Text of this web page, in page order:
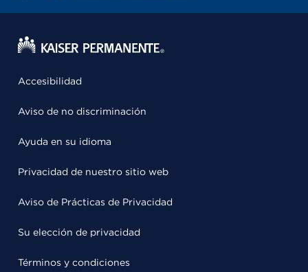
Accesibilidad
Aviso de no discriminación
Ayuda en su idioma
Privacidad de nuestro sitio web
Aviso de Prácticas de Privacidad
Su elección de privacidad
Términos y condiciones